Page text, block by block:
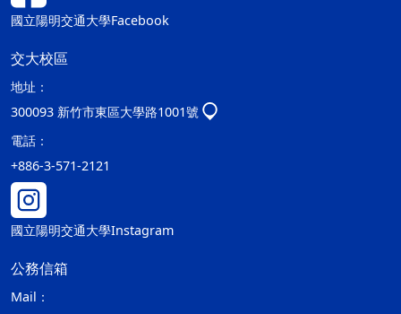
國立陽明交通大學Facebook
交大校區
地址：
300093 新竹市東區大學路1001號
電話：
+886-3-571-2121
國立陽明交通大學Instagram
公務信箱
Mail：